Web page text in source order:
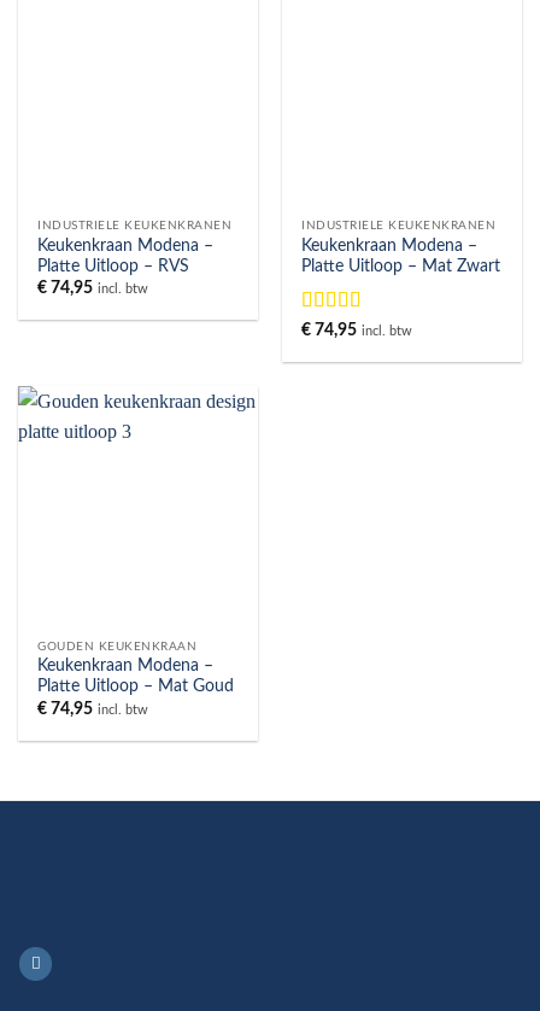
INDUSTRIELE KEUKENKRANEN
Keukenkraan Modena –
Platte Uitloop – RVS
€ 74,95 incl. btw
INDUSTRIELE KEUKENKRANEN
Keukenkraan Modena –
Platte Uitloop – Mat Zwart
Gewaardeerd
€ 74,95 incl. btw
GOUDEN KEUKENKRAAN
Keukenkraan Modena –
Platte Uitloop – Mat Goud
€ 74,95 incl. btw